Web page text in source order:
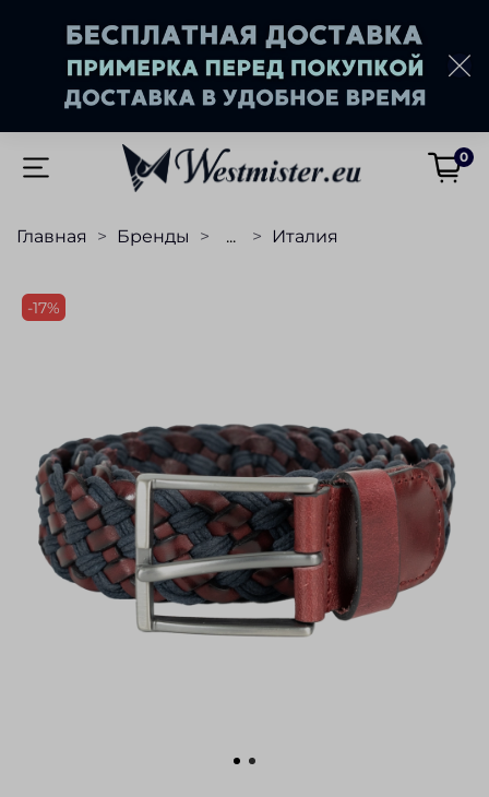
0
Главная Бренды ... Италия
-17%